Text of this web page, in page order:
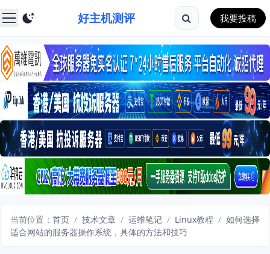
好主机测评 我要投稿
当前位置： 首页 / 技术文章 / 运维笔记 / Linux教程 / 如何选择
适合网站的服务器操作系统，具体的方法和技巧